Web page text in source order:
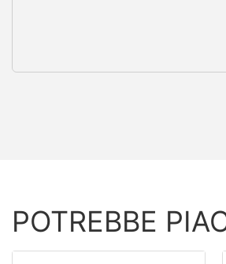
POTREBBE